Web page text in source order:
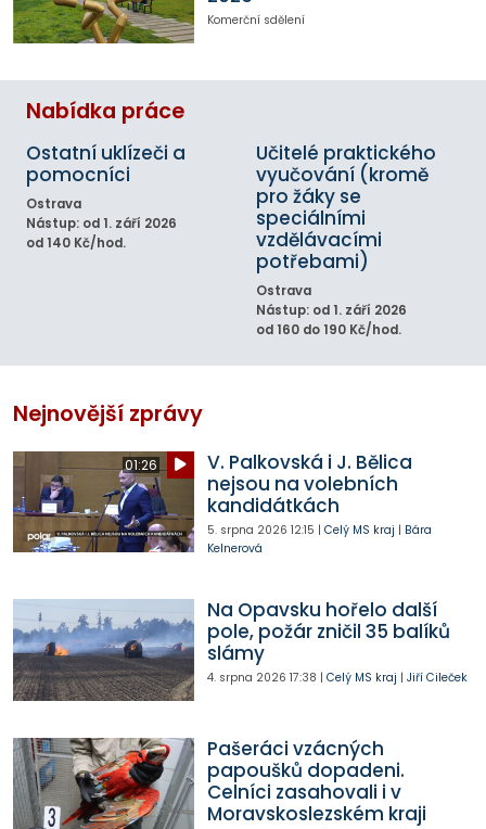
Komerční sdělení
Nabídka práce
Ostatní uklízeči a
pomocníci
Ostrava
Nástup: od 1. září 2026
od 140 Kč/hod.
Učitelé praktického
vyučování (kromě
pro žáky se
speciálními
vzdělávacími
potřebami)
Ostrava
Nástup: od 1. září 2026
od 160 do 190 Kč/hod.
Nejnovější zprávy
01:26
V. Palkovská i J. Bělica
nejsou na volebních
kandidátkách
5. srpna 2026 12:15 | Celý MS kraj | Bára
Kelnerová
Na Opavsku hořelo další
pole, požár zničil 35 balíků
slámy
4. srpna 2026 17:38 | Celý MS kraj | Jiří Cileček
Pašeráci vzácných
papoušků dopadeni.
Celníci zasahovali i v
Moravskoslezském kraji